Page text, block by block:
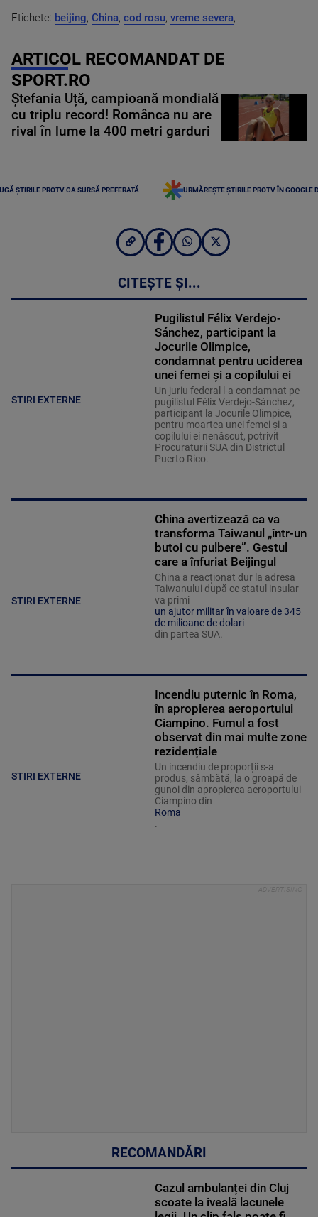
Etichete: beijing, China, cod rosu, vreme severa,
ARTICOL RECOMANDAT DE
SPORT.RO
Ștefania Uță, campioană mondială
cu triplu record! Românca nu are
rival în lume la 400 metri garduri
ȘTIRILE PROTV CA SURSĂ PREFERATĂ URMĂREȘTE ȘTIRILE PROTV ÎN GOOGLE
CITEȘTE ȘI...
STIRI EXTERNE
Pugilistul Félix Verdejo-
Sánchez, participant la
Jocurile Olimpice,
condamnat pentru uciderea
unei femei şi a copilului ei
Un juriu federal l-a condamnat pe
pugilistul Félix Verdejo-Sánchez,
participant la Jocurile Olimpice,
pentru moartea unei femei şi a
copilului ei nenăscut, potrivit
Procuraturii SUA din Districtul
Puerto Rico.
STIRI EXTERNE
China avertizează ca va
transforma Taiwanul „într-un
butoi cu pulbere”. Gestul
care a înfuriat Beijingul
China a reacționat dur la adresa
Taiwanului după ce statul insular
va primi
un ajutor militar în valoare de 345
de milioane de dolari
din partea SUA.
STIRI EXTERNE
Incendiu puternic în Roma,
în apropierea aeroportului
Ciampino. Fumul a fost
observat din mai multe zone
rezidențiale
Un incendiu de proporții s-a
produs, sâmbătă, la o groapă de
gunoi din apropierea aeroportului
Ciampino din
Roma
.
RECOMANDĂRI
Cazul ambulanței din Cluj
scoate la iveală lacunele